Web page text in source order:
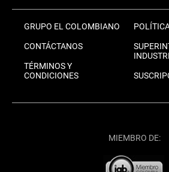
GRUPO EL COLOMBIANO
CONTÁCTANOS
TÉRMINOS Y
CONDICIONES
MIEMBRO DE: